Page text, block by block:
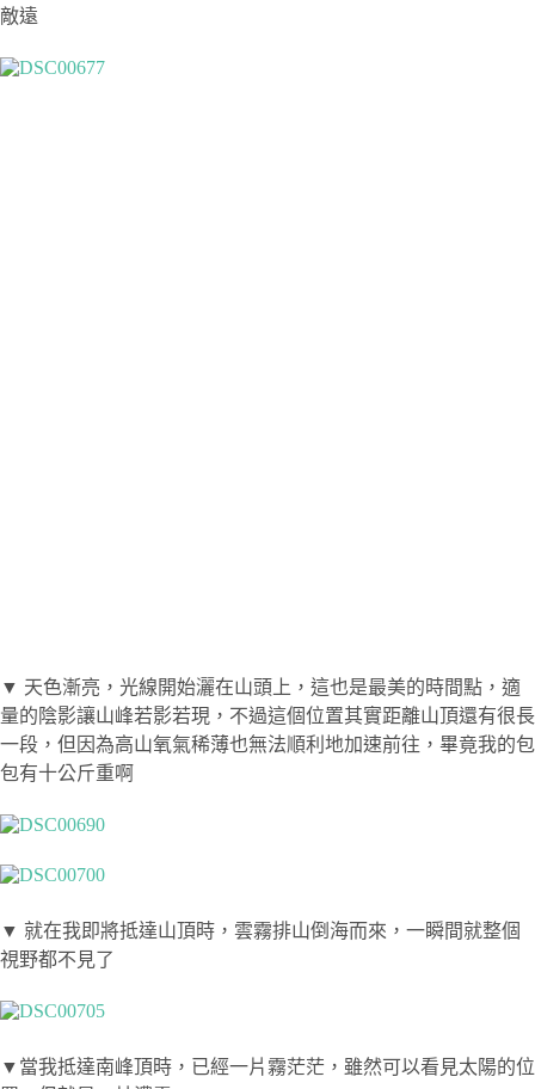
敵遠
▼ 天色漸亮，光線開始灑在山頭上，這也是最美的時間點，適
量的陰影讓山峰若影若現，不過這個位置其實距離山頂還有很長
一段，但因為高山氧氣稀薄也無法順利地加速前往，畢竟我的包
包有十公斤重啊
▼ 就在我即將抵達山頂時，雲霧排山倒海而來，一瞬間就整個
視野都不見了
▼當我抵達南峰頂時，已經一片霧茫茫，雖然可以看見太陽的位